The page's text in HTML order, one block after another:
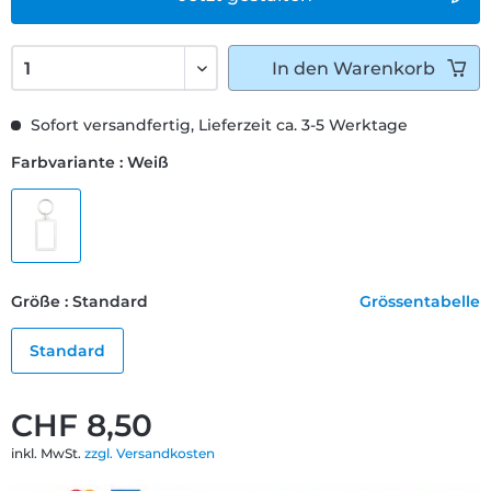
CHF 8,50
inkl. MwSt. zzgl. Versandkosten
Sofort versandfertig, Lieferzeit ca. 3-5 Werktage
Farbvariante : Weiß
Größe : Standard Grössentabelle
Standard
In den Warenkorb